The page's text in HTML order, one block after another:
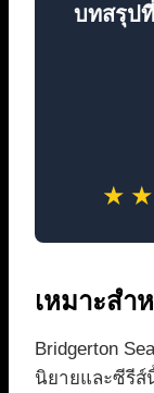
บทสรุป
★ ★
เหมาะสำ
Bridgerton
นิยายและซีรีส์